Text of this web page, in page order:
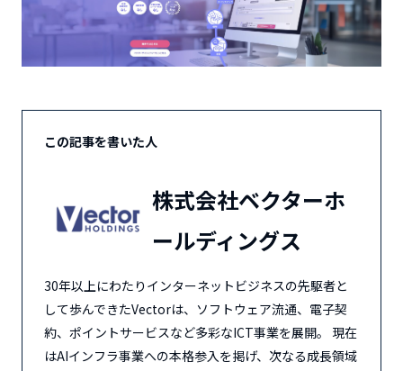
この記事を書いた人
株式会社ベクターホ
ールディングス
30年以上にわたりインターネットビジネスの先駆者と
して歩んできたVectorは、ソフトウェア流通、電子契
約、ポイントサービスなど多彩なICT事業を展開。 現在
はAIインフラ事業への本格参入を掲げ、次なる成長領域